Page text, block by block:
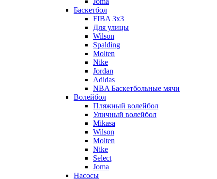
Баскетбол
FIBA 3x3
Для улицы
Wilson
Spalding
Molten
Nike
Jordan
Adidas
NBA Баскетбольные мячи
Волейбол
Пляжный волейбол
Уличный волейбол
Mikasa
Wilson
Molten
Nike
Select
Joma
Насосы